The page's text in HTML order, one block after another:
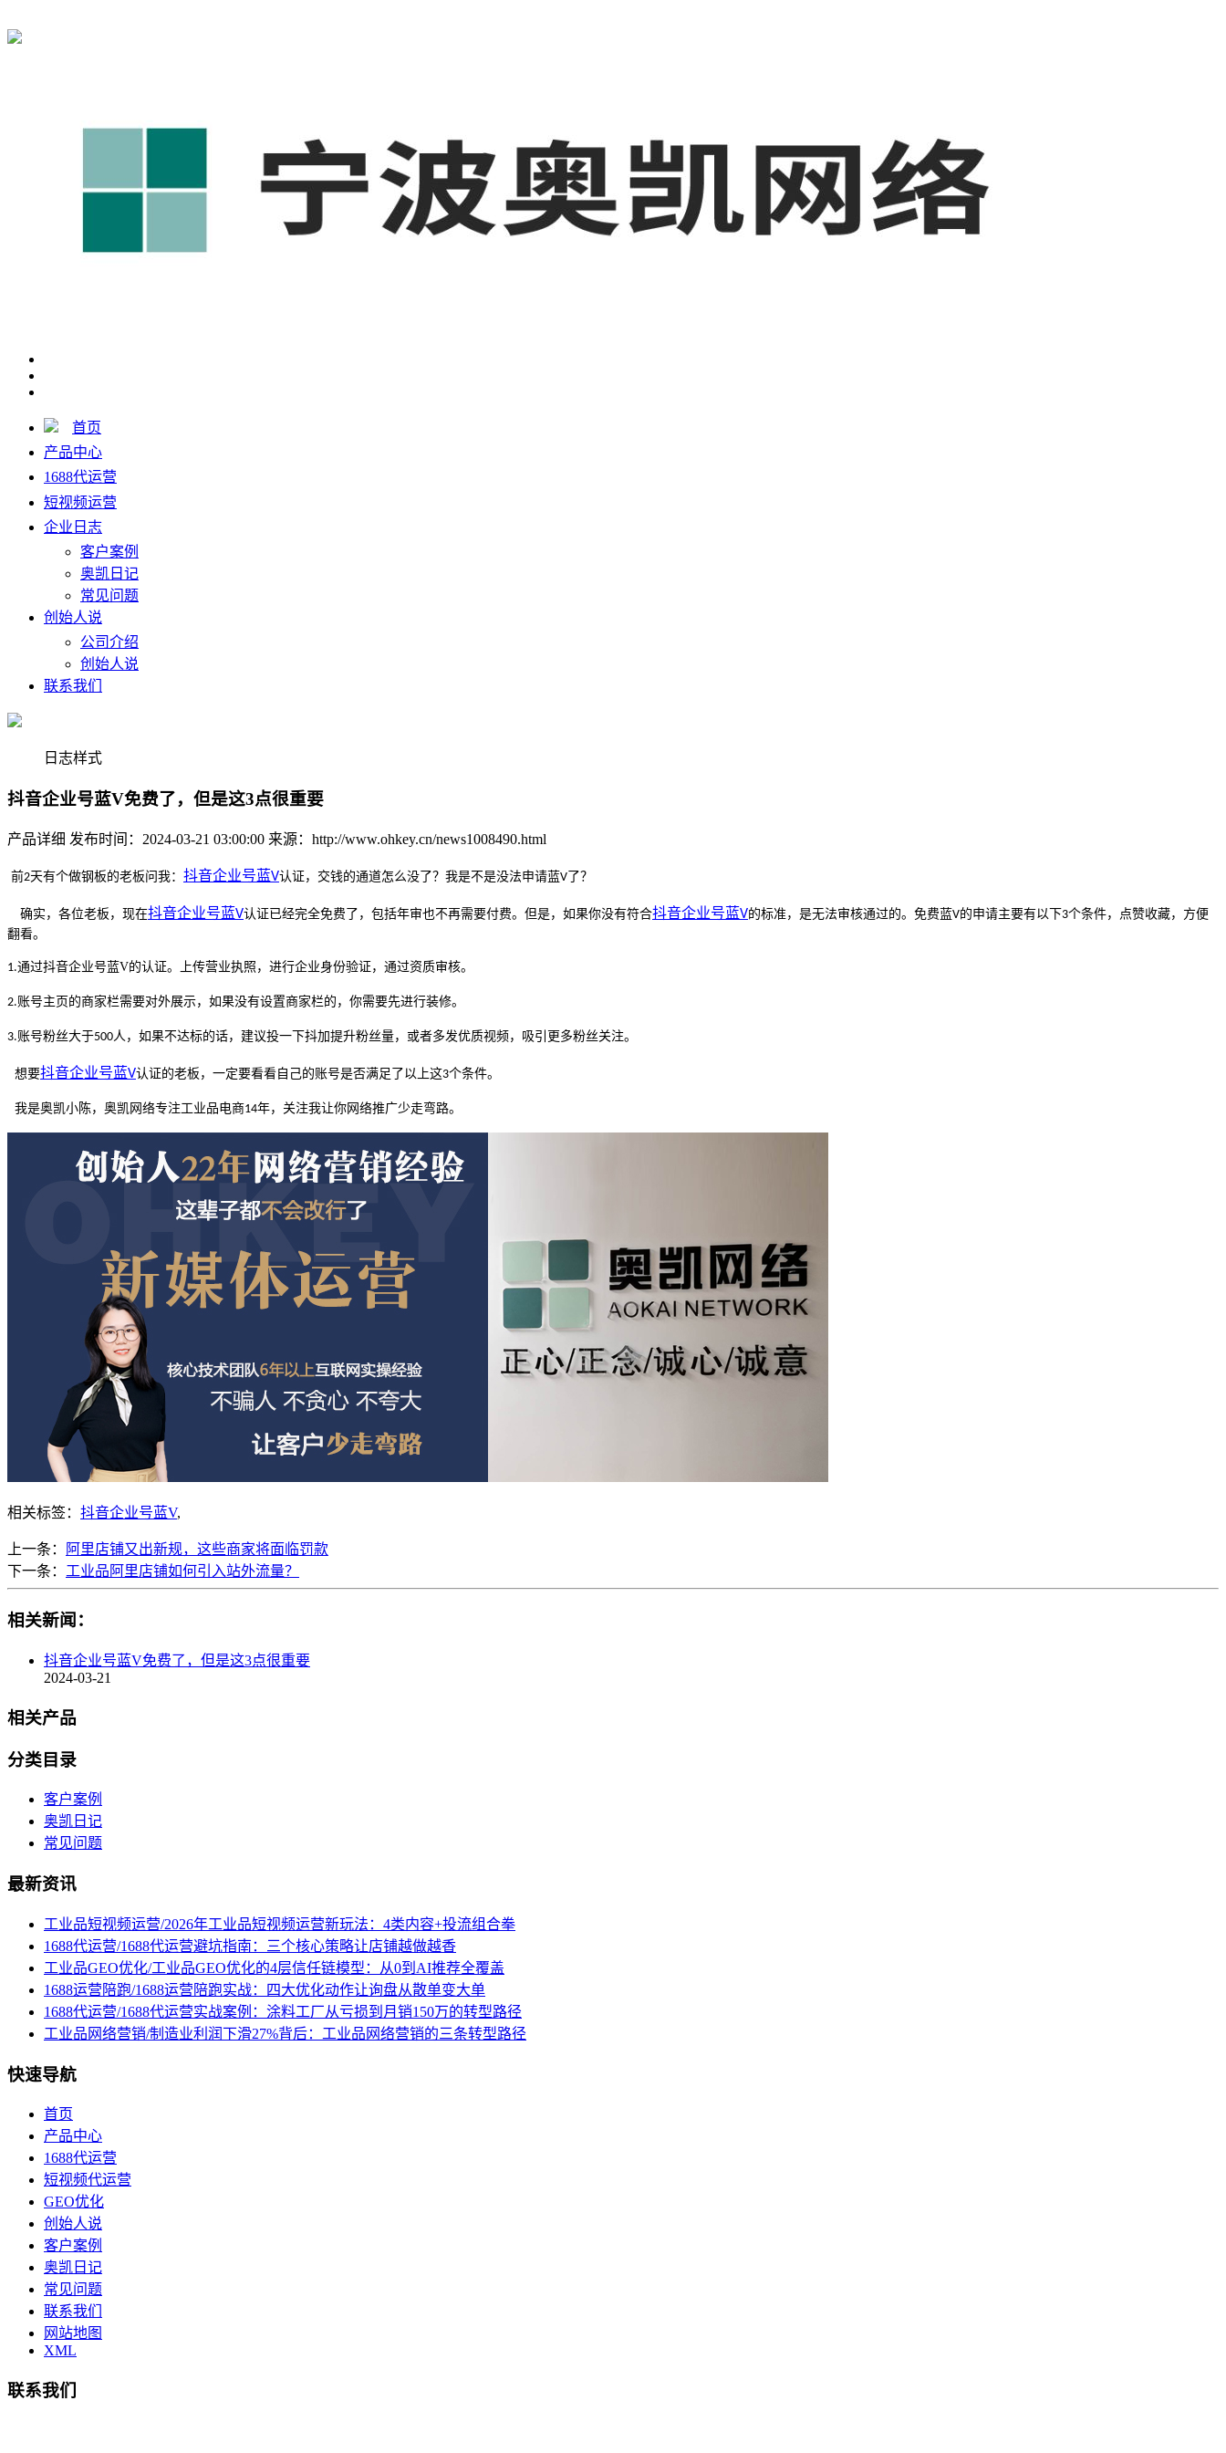
首页
产品中心
1688代运营
短视频运营
企业日志
客户案例
奥凯日记
常见问题
创始人说
公司介绍
创始人说
联系我们
日志样式
抖音企业号蓝V免费了，但是这3点很重要
产品详细 发布时间：2024-03-21 03:00:00 来源：http://www.ohkey.cn/news1008490.html
前2天有个做钢板的老板问我： 抖音企业号蓝V认证，交钱的通道怎么没了？我是不是没法申请蓝V 了？
确实，各位老板，现在抖音企业号蓝V认证已经完全免费了，包括年审也不再需要付费。但是，如果你没有符合抖音企业号蓝V的标准，是无法审核通过的。免费蓝V的申请主要有以下3个条件，点赞收藏，方便
翻看。
1.通过抖音企业号蓝V的认证。上传营业执照，进行企业身份验证，通过资质审核。
2.账号主页的商家栏需要对外展示，如果没有设置商家栏的，你需要先进行装修。
3.账号粉丝大于500人，如果不达标的话，建议投一下抖加提升粉丝量，或者多发优质视频，吸引更多粉丝关注。
想要抖音企业号蓝V认证的老板，一定要看看自己的账号是否满足了以上这3个条件。
我是奥凯小陈，奥凯网络专注工业品电商14年，关注我让你网络推广少走弯路。
相关标签： 抖音企业号蓝V,
上一条：
阿里店铺又出新规，这些商家将面临罚款
下一条： 工业品阿里店铺如何引入站外流量？
相关新闻：
抖音企业号蓝V免费了，但是这3点很重要
2024-03-21
相关产品
分类目录
客户案例
奥凯日记
常见问题
最新资讯
工业品短视频运营/2026年工业品短视频运营新玩法：4类内容+投流组合拳
1688代运营/1688代运营避坑指南：三个核心策略让店铺越做越香
工业品GEO优化/工业品GEO优化的4层信任链模型：从0到AI推荐全覆盖
1688运营陪跑/1688运营陪跑实战：四大优化动作让询盘从散单变大单
1688代运营/1688代运营实战案例：涂料工厂从亏损到月销150万的转型路径
工业品网络营销/制造业利润下滑27%背后：工业品网络营销的三条转型路径
快速导航
首页
产品中心
1688代运营
短视频代运营
GEO优化
创始人说
客户案例
奥凯日记
常见问题
联系我们
网站地图
XML
联系我们